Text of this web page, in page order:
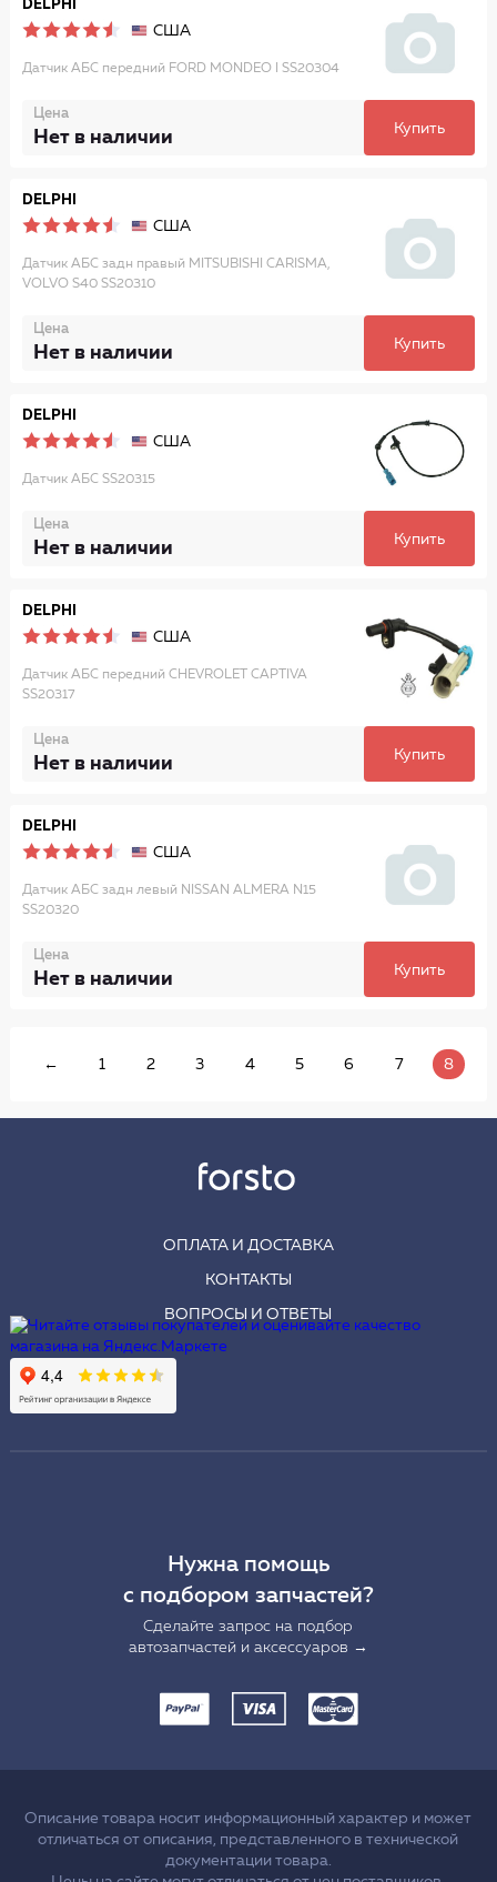
DELPHI
США
Датчик АБС передний FORD MONDEO I SS20304
Цена
Нет в наличии Купить
DELPHI
США
Датчик АБС задн правый MITSUBISHI CARISMA,
VOLVO S40 SS20310
Цена
Нет в наличии Купить
DELPHI
США
Датчик АБС SS20315
Цена
Нет в наличии Купить
DELPHI
США
Датчик АБС передний CHEVROLET CAPTIVA
SS20317
Цена
Нет в наличии Купить
DELPHI
США
Датчик АБС задн левый NISSAN ALMERA N15
SS20320
Цена
Нет в наличии Купить
← 1 2 3 4 5 6 7 8
ОПЛАТА И ДОСТАВКА
КОНТАКТЫ
ВОПРОСЫ И ОТВЕТЫ
Нужна помощь
с подбором запчастей?
Сделайте запрос на подбор
автозапчастей и аксессуаров →
Описание товара носит информационный характер и может
отличаться от описания, представленного в технической
документации товара.